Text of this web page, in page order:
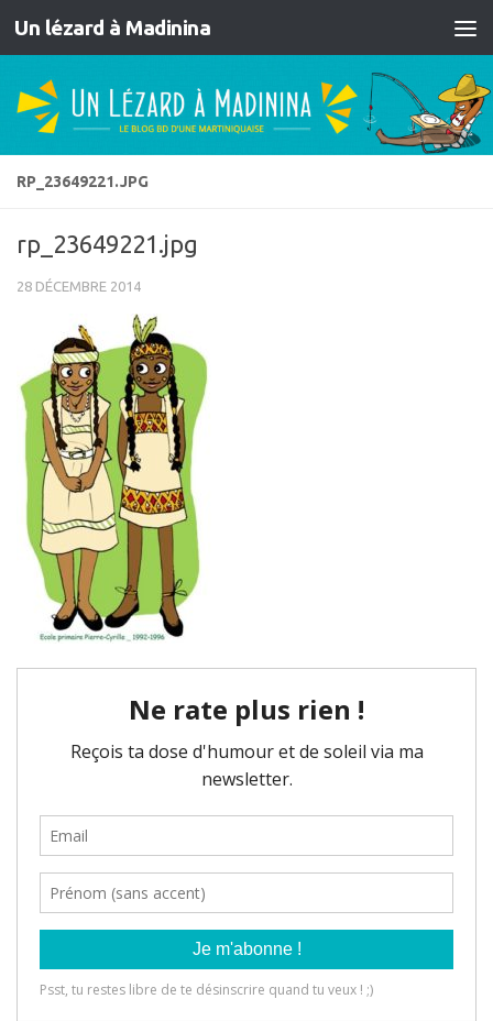
Skip to content
Un lézard à Madinina
RP_23649221.JPG
rp_23649221.jpg
28 DÉCEMBRE 2014